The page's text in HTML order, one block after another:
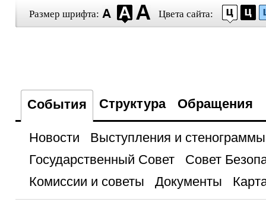
Размер шрифта: Цвета сайта:
События Структура Обращения
Новости
Выступления и стенограммы
Государственный Совет
Совет
Комиссии и советы
Документы